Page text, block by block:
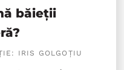
băieții
IRIS GOLGOȚIU